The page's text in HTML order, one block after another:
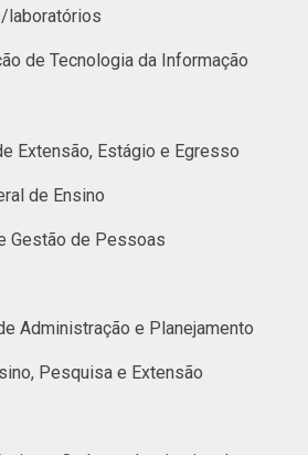
laboratórios
de Tecnologia da Informação
Extensão, Estágio e Egresso
de Ensino
Gestão de Pessoas
Administração e Planejamento
Pesquisa e Extensão